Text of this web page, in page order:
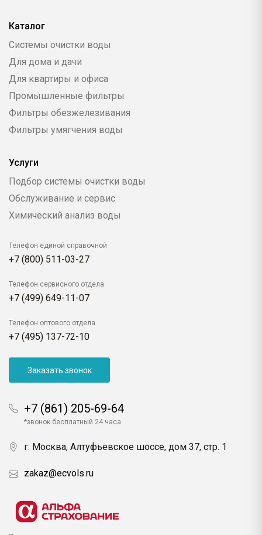
Каталог
Системы очистки воды
Для дома и дачи
Для квартиры и офиса
Промышленные фильтры
Фильтры обезжелезивания
Фильтры умягчения воды
Услуги
Подбор системы очистки воды
Обслуживание и сервис
Химический анализ воды
Телефон единой справочной
+7 (800) 511-03-27
Телефон сервисного отдела
+7 (499) 649-11-07
Телефон оптового отдела
+7 (495) 137-72-10
Заказать звонок
+7 (861) 205-69-64
*звонок бесплатный 24 часа
г. Москва, Алтуфьевское шоссе, дом 37, стр. 1
zakaz@ecvols.ru